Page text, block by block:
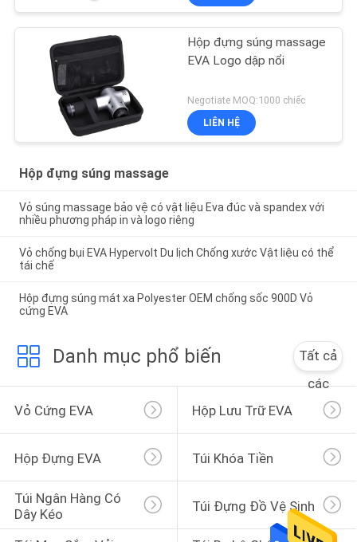
Hộp đựng súng massage
EVA Logo dập nổi
Negotiate MOQ:1000 chiếc
LIÊN HỆ
Hộp đựng súng massage
Vỏ súng massage bảo vệ có vật liệu Eva đúc và spandex với
nhiều phương pháp in và logo riêng
Vỏ chống bụi EVA Hypervolt Du lịch Chống xước Vật liệu có thể
tái chế
Hộp đựng súng mát xa Polyester OEM chống sốc 900D Vỏ
cứng EVA
Danh mục phổ biến
Tất cả
các
Vỏ Cứng EVA
Hộp Lưu Trữ EVA
Hộp Đựng EVA Túi Khóa Tiền
Túi Ngân Hàng Có
Dây Kéo
Túi Đựng Đồ Vệ Sinh